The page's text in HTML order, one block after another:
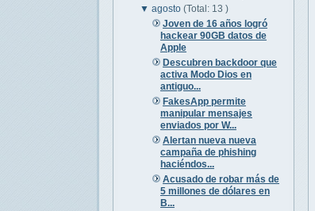
▼agosto(Total: 13 )
Joven de 16 años logró
hackear 90GB datos de
Apple
Descubren backdoor que
activa Modo Dios en
antiguo...
FakesApp permite
manipular mensajes
enviados por W...
Alertan nueva nueva
campaña de phishing
haciéndos...
Acusado de robar más de
5 millones de dólares en
B...